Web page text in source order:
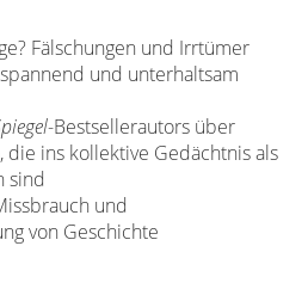
Fälschungen und Irrtümer
und unterhaltsam
-Bestsellerautors über
die ins kollektive Gedächtnis als
sind
und
von Geschichte